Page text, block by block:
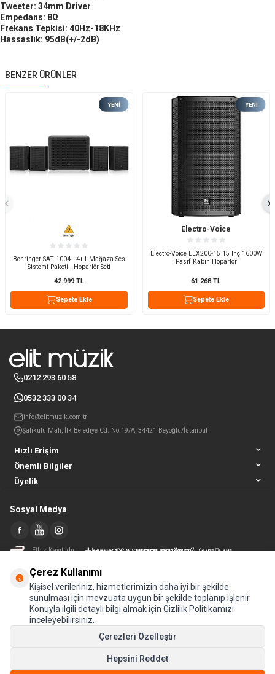
Tweeter: 34mm Driver
Empedans: 8Ω
Frekans Tepkisi: 40Hz-18KHz
Hassaslık: 95dB(+/-2dB)
BENZER ÜRÜNLER
YENI
Behringer SAT 1004 - 4+1 Mağaza Ses
Sistemi Paketi - Hoparlör Seti
42.999TL
Sepete Ekle
YENI
Electro-Voice
Electro-Voice ELX200-15 15 Inç 1600W
Pasif Kabin Hoparlör
61.268 TL
Sepete Ekle
Hızlı Erişim
Önemli Bilgiler
Üyelik
0212 293 60 58
0532 333 00 34
info@elitmuzik.com.tr
Şahkulu Mah, İlk Belediye Cd. No:19/A, 34421 Beyoğlu/İstanbul
Sosyal Medya
Etbis Kayıtlıdır
© Tüm hakları saklıdır.
Çerez Kullanımı
Kişisel verileriniz, hizmetlerimizin daha iyi bir şekilde
sunulması için mevzuata uygun bir şekilde toplanıp işlenir.
Konuyla ilgili detaylı bilgi almak için Gizlilik Politikamızı
inceleyebilirsiniz.
Çerezleri Özelleştir
Hepsini Reddet